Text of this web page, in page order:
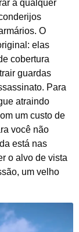
a qualquer
O
elas
cobertura
guardas
Para
atraindo
um custo de
você não
está nas
o alvo de vista
um velho